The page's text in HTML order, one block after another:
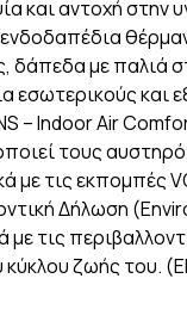
και αντοχή στην
δάπεδα με παλιά
εσωτερικούς και
– Indoor Air
τους
με τις εκπομπές
Δήλωση
τις
ζωής του.